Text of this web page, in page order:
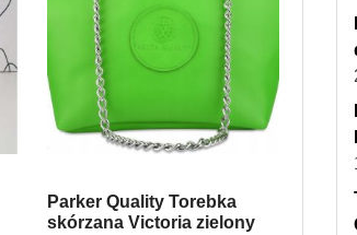
Parker Quality Torebka
skórzana Victoria zielony